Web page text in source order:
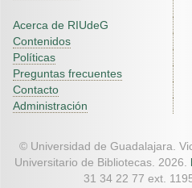
Acerca de RIUdeG
Contenidos
Políticas
Preguntas frecuentes
Contacto
Administración
© Universidad de Guadalajara.
Universitario de Bibliotecas. 2026.
31 34 22 77 ext.